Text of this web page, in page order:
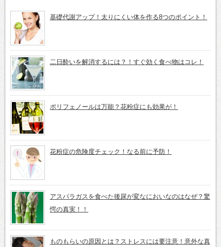
基礎代謝アップ！太りにくい体を作る8つのポイント！
二日酔いを解消するには？！すぐ効く食べ物はコレ！
ポリフェノールは万能？花粉症にも効果が！
花粉症の危険度チェック！なる前に予防！
アスパラガスを食べた後尿が変なにおいなのはなぜ？驚
愕の真実！！
ものもらいの原因とは？ストレスには要注意！意外な真